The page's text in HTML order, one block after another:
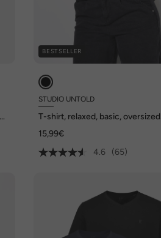
BESTSELLER
STUDIO UNTOLD
T-shirt, relaxed, basic, oversized
15,99€
4.6
(65)